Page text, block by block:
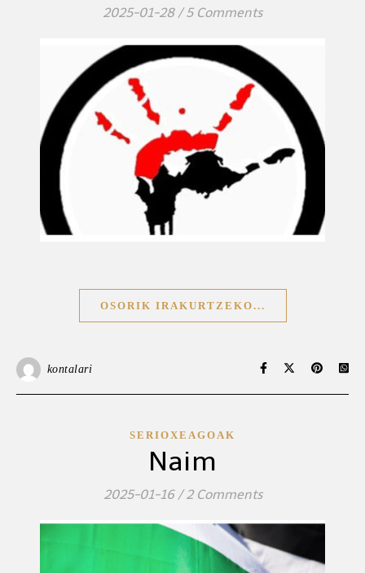
2025-01-28 / 5 Comments
OSORIK IRAKURTZEKO...
kontalari
SERIOXEAGOAK
Naim
2025-01-16 / 2 Comments